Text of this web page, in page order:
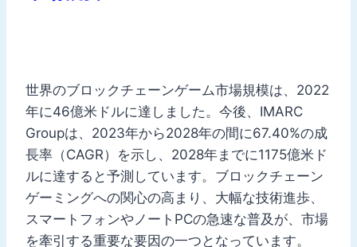
世界のブロックチェーンゲーム市場規模は、2022
年に46億米ドルに達しました。今後、IMARC
Groupは、2023年から2028年の間に67.40%の成
長率（CAGR）を示し、2028年までに1175億米ド
ルに達すると予測しています。ブロックチェーン
ゲーミングへの関心の高まり、大幅な技術進歩、
スマートフォンやノートPCの急速な普及が、市場
を牽引する重要な要因の一つとなっています。